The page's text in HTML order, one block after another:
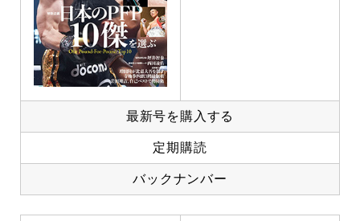
最新号を購入する
定期購読
バックナンバー